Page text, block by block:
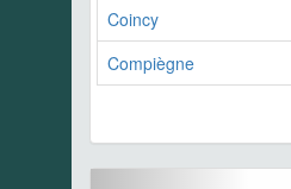
Coincy
Compiègne